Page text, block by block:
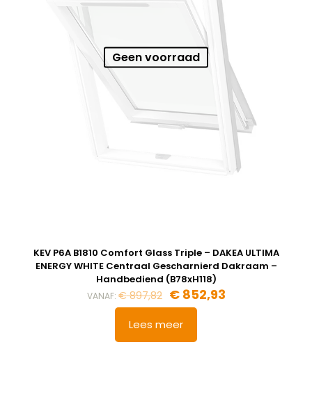
Geen voorraad
KEV P6A B1810 Comfort Glass Triple – DAKEA ULTIMA
ENERGY WHITE Centraal Gescharnierd Dakraam –
Handbediend (B78xH118)
VANAF:€897,82 €852,93
Lees meer